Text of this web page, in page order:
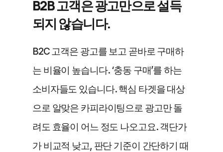
B2B 고객은 광고만으로 설득
되지 않습니다.
B2C 고객은 광고를 보고 곧바로 구매하
는 비율이 높습니다. ‘충동 구매’를 하는
소비자들도 있습니다. 핵심 타겟을 대상
으로 알맞은 카피라이팅으로 광고만 돌
려도 효율이 어느 정도 나오고요. 객단가
가 비교적 낮고, 판단 기준이 간단하기 때